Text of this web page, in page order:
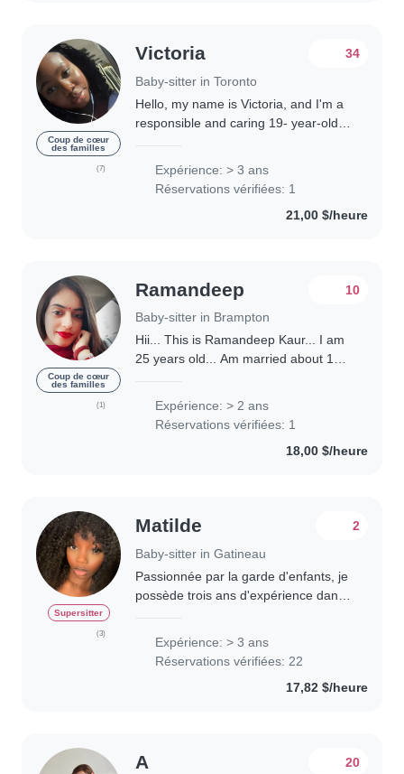
Coup de cœur
des familles
(7)
Victoria
Baby-sitter in Toronto
34
Hello, my name is Victoria, and I'm a
responsible and caring 19- year-old
this role not only allows me..
Expérience: > 3 ans
Réservations vérifiées: 1
21,00 $/heure
Coup de cœur
des familles
(1)
Ramandeep
Baby-sitter in Brampton
10
Hii... This is Ramandeep Kaur... I am
25 years old... Am married about 1
diploma in nursing in India..I have..
Expérience: > 2 ans
Réservations vérifiées: 1
18,00 $/heure
Supersitter
(3)
Matilde
Baby-sitter in Gatineau
2
Passionnée par la garde d'enfants, je
possède trois ans d'expérience dans
bambins et des enfants en âge
Expérience: > 3 ans
Réservations vérifiées: 22
17,82 $/heure
A 20